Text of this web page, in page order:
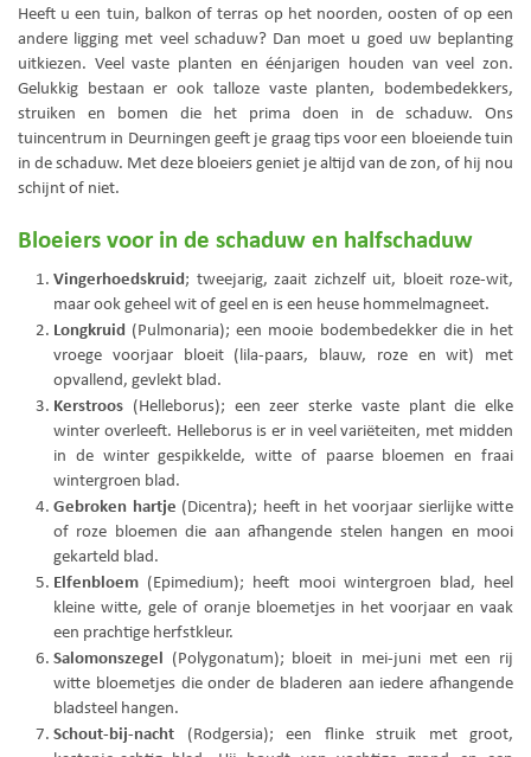
Heeft u een tuin, balkon of terras op het noorden, oosten of op een
andere ligging met veel schaduw? Dan moet u goed uw beplanting
uitkiezen. Veel vaste planten en éénjarigen houden van veel zon.
Gelukkig bestaan er ook talloze vaste planten, bodembedekkers,
struiken en bomen die het prima doen in de schaduw. Ons
tuincentrum in Deurningen geeft je graag tips voor een bloeiende tuin
in de schaduw. Met deze bloeiers geniet je altijd van de zon, of hij nou
schijnt of niet.
Bloeiers voor in de schaduw en halfschaduw
Vingerhoedskruid; tweejarig, zaait zichzelf uit, bloeit roze-wit,
maar ook geheel wit of geel en is een heuse hommelmagneet.
Longkruid (Pulmonaria); een mooie bodembedekker die in het
vroege voorjaar bloeit (lila-paars, blauw, roze en wit) met
opvallend, gevlekt blad.
Kerstroos (Helleborus); een zeer sterke vaste plant die elke
winter overleeft. Helleborus is er in veel variëteiten, met midden
in de winter gespikkelde, witte of paarse bloemen en fraai
wintergroen blad.
Gebroken hartje (Dicentra); heeft in het voorjaar sierlijke witte
of roze bloemen die aan afhangende stelen hangen en mooi
gekarteld blad.
Elfenbloem (Epimedium); heeft mooi wintergroen blad, heel
kleine witte, gele of oranje bloemetjes in het voorjaar en vaak
een prachtige herfstkleur.
Salomonszegel (Polygonatum); bloeit in mei-juni met een rij
witte bloemetjes die onder de bladeren aan iedere afhangende
bladsteel hangen.
Schout-bij-nacht (Rodgersia); een flinke struik met groot,